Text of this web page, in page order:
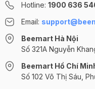
Hotline: 1900 636
Email:
Beemart Hà Nội
Số 321A Nguyễn
Beemart Hồ Chí
Số 102 Võ Thị Sáu,